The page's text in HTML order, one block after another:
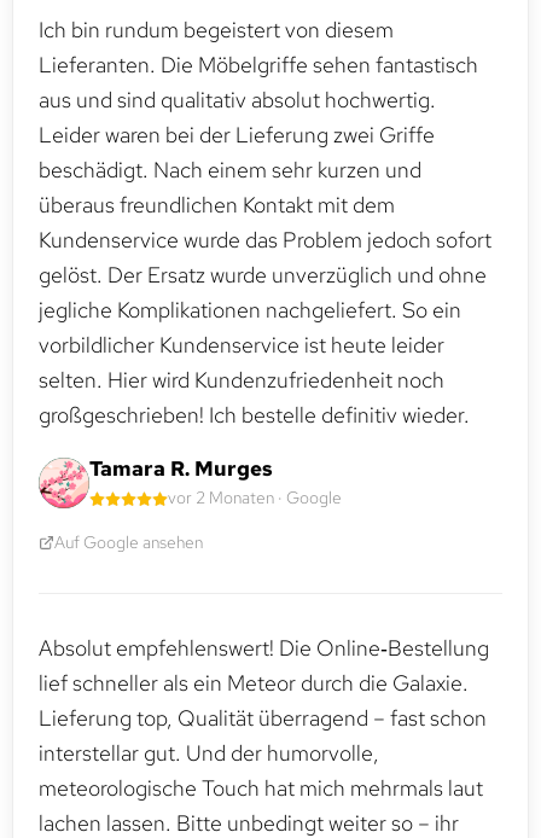
Ich bin rundum begeistert von diesem
Lieferanten. Die Möbelgriffe sehen fantastisch
aus und sind qualitativ absolut hochwertig.
Leider waren bei der Lieferung zwei Griffe
beschädigt. Nach einem sehr kurzen und
überaus freundlichen Kontakt mit dem
Kundenservice wurde das Problem jedoch sofort
gelöst. Der Ersatz wurde unverzüglich und ohne
jegliche Komplikationen nachgeliefert. So ein
vorbildlicher Kundenservice ist heute leider
selten. Hier wird Kundenzufriedenheit noch
großgeschrieben! Ich bestelle definitiv wieder.
Tamara R. Murges
vor 2 Monaten · Google
Auf Google ansehen
Absolut empfehlenswert! Die Online‑Bestellung
lief schneller als ein Meteor durch die Galaxie.
Lieferung top, Qualität überragend – fast schon
interstellar gut. Und der humorvolle,
meteorologische Touch hat mich mehrmals laut
lachen lassen. Bitte unbedingt weiter so – ihr